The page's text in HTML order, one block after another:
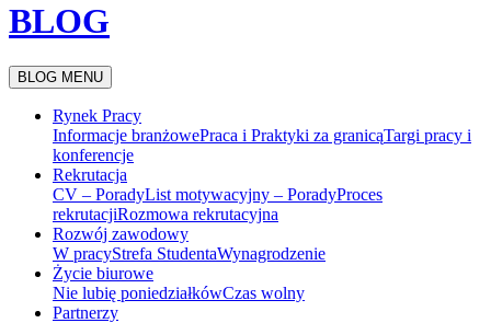
BLOG
BLOG MENU
Rynek Pracy
Informacje branżowePraca i Praktyki za granicąTargi pracy i
konferencje
Rekrutacja
CV – PoradyList motywacyjny – PoradyProces
rekrutacjiRozmowa rekrutacyjna
Rozwój zawodowy
W pracyStrefa StudentaWynagrodzenie
Życie biurowe
Nie lubię poniedziałkówCzas wolny
Partnerzy